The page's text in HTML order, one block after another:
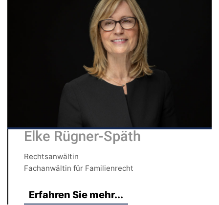
Elke Rügner-Späth
Rechtsanwältin
Fachanwältin für Familienrecht
Erfahren Sie mehr...